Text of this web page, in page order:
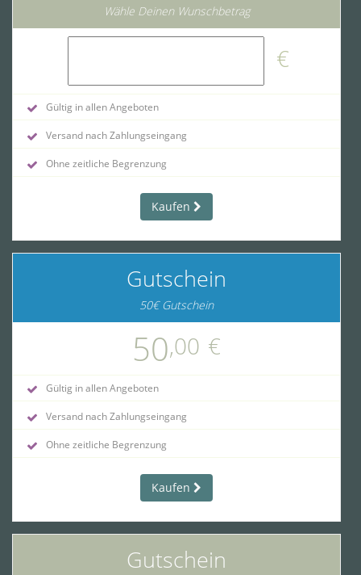
Wähle Deinen Wunschbetrag
€
Gültig in allen Angeboten
Versand nach Zahlungseingang
Ohne zeitliche Begrenzung
Kaufen
Gutschein
50€ Gutschein
50,00 €
Gültig in allen Angeboten
Versand nach Zahlungseingang
Ohne zeitliche Begrenzung
Kaufen
Gutschein